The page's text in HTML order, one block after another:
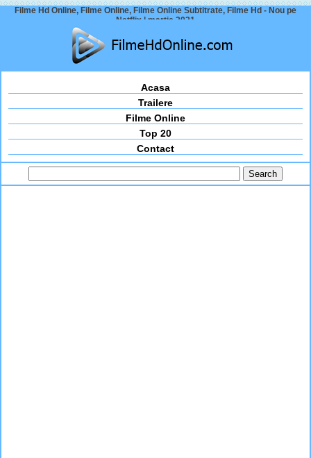
Filme Hd Online, Filme Online, Filme Online Subtitrate, Filme Hd - Nou pe
Netflix | martie 2021
Acasa
Trailere
Filme Online
Top 20
Contact